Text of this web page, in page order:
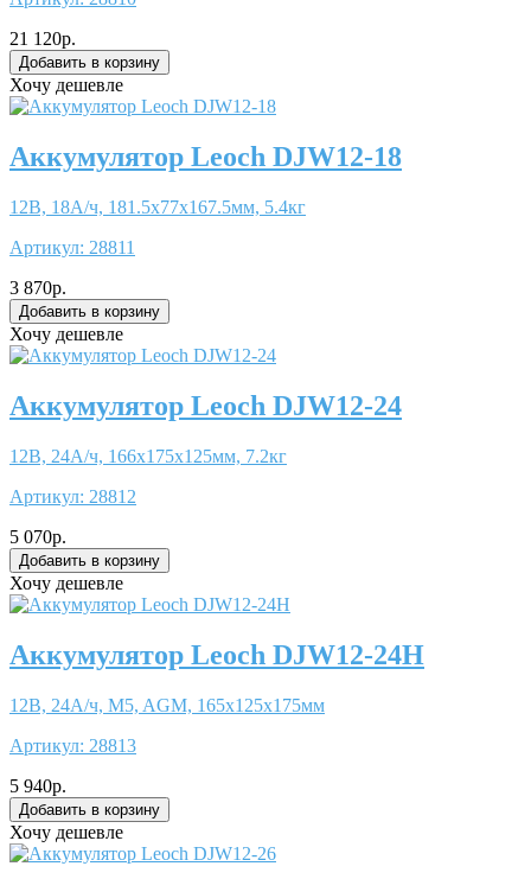
21 120р.
Хочу дешевле
Аккумулятор Leoch DJW12-18
12В, 18А/ч, 181.5x77x167.5мм, 5.4кг
Артикул: 28811
3 870р.
Хочу дешевле
Аккумулятор Leoch DJW12-24
12В, 24А/ч, 166x175x125мм, 7.2кг
Артикул: 28812
5 070р.
Хочу дешевле
Аккумулятор Leoch DJW12-24H
12В, 24А/ч, M5, AGM, 165x125x175мм
Артикул: 28813
5 940р.
Хочу дешевле